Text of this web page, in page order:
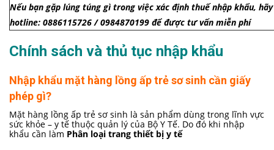
Nếu bạn gặp lúng túng gì trong việc xác định thuế nhập khẩu,
hotline: 0886115726 / 0984870199 để được tư vấn miễn phí
Chính sách và thủ tục nhập khẩu
Nhập khẩu mặt hàng lồng ấp trẻ sơ sinh cần giấy
phép gì?
Mặt hàng lồng ấp trẻ sơ sinh là sản phẩm dùng trong lĩnh vực
sức khỏe – y tế thuộc quản lý của Bộ Y Tế. Do đó khi nhập
khẩu cần làm Phân loại trang thiết bị y tế